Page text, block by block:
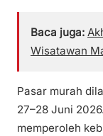
Baca juga:
Wisatawan
Pasar murah
27–28 Juni
memperoleh